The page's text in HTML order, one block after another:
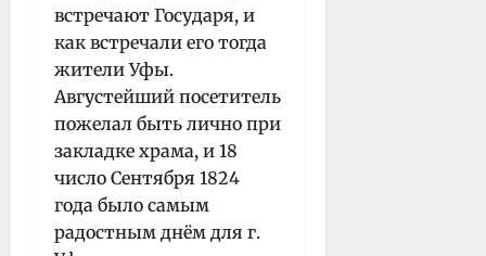
встречают Государя, и
как встречали его тогда
жители Уфы.
Августейший посетитель
пожелал быть лично при
закладке храма, и 18
число Сентября 1824
года было самым
радостным днём для г.